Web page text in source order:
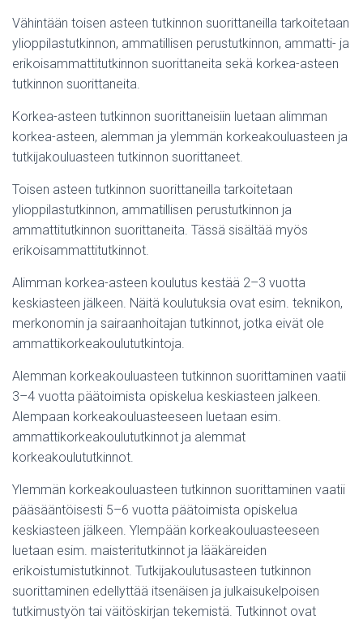
Vähintään toisen asteen tutkinnon suorittaneilla tarkoitetaan
ylioppilastutkinnon, ammatillisen perustutkinnon, ammatti- ja
erikoisammattitutkinnon suorittaneita sekä korkea-asteen
tutkinnon suorittaneita.
Korkea-asteen tutkinnon suorittaneisiin luetaan alimman
korkea-asteen, alemman ja ylemmän korkeakouluasteen ja
tutkijakouluasteen tutkinnon suorittaneet.
Toisen asteen tutkinnon suorittaneilla tarkoitetaan
ylioppilastutkinnon, ammatillisen perustutkinnon ja
ammattitutkinnon suorittaneita. Tässä sisältää myös
erikoisammattitutkinnot.
Alimman korkea-asteen koulutus kestää 2–3 vuotta
keskiasteen jälkeen. Näitä koulutuksia ovat esim. teknikon,
merkonomin ja sairaanhoitajan tutkinnot, jotka eivät ole
ammattikorkeakoulututkintoja.
Alemman korkeakouluasteen tutkinnon suorittaminen vaatii
3–4 vuotta päätoimista opiskelua keskiasteen jalkeen.
Alempaan korkeakouluasteeseen luetaan esim.
ammattikorkeakoulututkinnot ja alemmat
korkeakoulututkinnot.
Ylemmän korkeakouluasteen tutkinnon suorittaminen vaatii
pääsääntöisesti 5–6 vuotta päätoimista opiskelua
keskiasteen jälkeen. Ylempään korkeakouluasteeseen
luetaan esim. maisteritutkinnot ja lääkäreiden
erikoistumistutkinnot. Tutkijakoulutusasteen tutkinnon
suorittaminen edellyttää itsenäisen ja julkaisukelpoisen
tutkimustyön tai väitöskirjan tekemistä. Tutkinnot ovat